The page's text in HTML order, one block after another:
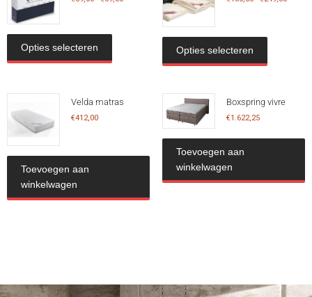
Opties selecteren Opties selecteren
Velda matras
€412,00
Toevoegen aan
winkelwagen
Boxspring vivre
€1.622,25
Toevoegen aan
winkelwagen